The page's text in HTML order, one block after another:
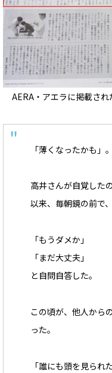
AERA・アエラに掲載され
「薄くなったかも」。
高井さんが自覚した
以来、毎朝鏡の前で、
「もうダメか」
「まだ大丈夫」
と自問自答した。
この頃が、他人から
った。
「誰にも頭を見ら